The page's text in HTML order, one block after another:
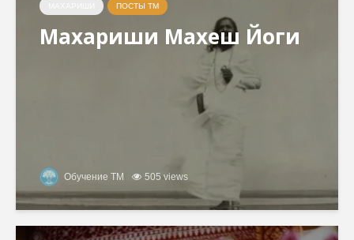
ПОСТЫ ТМ
Махариши Махеш Йоги
Обучение ТМ 505 views